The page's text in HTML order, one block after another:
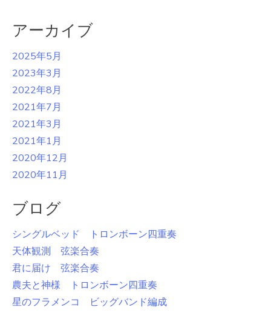
アーカイブ
2025年5月
2023年3月
2022年8月
2021年7月
2021年3月
2021年1月
2020年12月
2020年11月
ブログ
シングルベッド トロンボーン四重奏
天体観測 弦楽合奏
君に届け 弦楽合奏
農夫と神様 トロンボーン四重奏
星のフラメンコ ビッグバンド編成